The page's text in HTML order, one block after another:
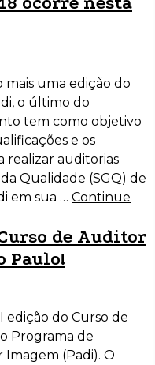
uma edição do
o último do
tem como objetivo
e os
realizar auditorias
Qualidade (SGQ) de
em sua … Continue
de Auditor
Paulo!
edição do Curso de
Programa de
(Padi). O